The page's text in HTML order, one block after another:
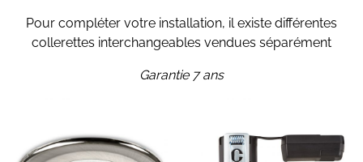
Pour compléter votre installation, il existe différentes
collerettes interchangeables vendues séparément
Garantie 7 ans